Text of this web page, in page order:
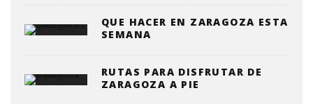
QUE HACER EN ZARAGOZA ESTA
SEMANA
RUTAS PARA DISFRUTAR DE
ZARAGOZA A PIE